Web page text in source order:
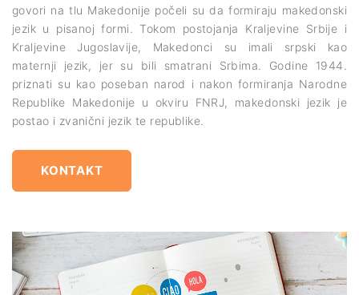
govori na tlu Makedonije počeli su da formiraju makedonski
jezik u pisanoj formi. Tokom postojanja Kraljevine Srbije i
Kraljevine Jugoslavije, Makedonci su imali srpski kao
maternji jezik, jer su bili smatrani Srbima. Godine 1944.
priznati su kao poseban narod i nakon formiranja Narodne
Republike Makedonije u okviru FNRJ, makedonski jezik je
postao i zvanični jezik te republike.
KONTAKT